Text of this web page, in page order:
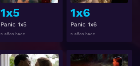
1x5
Panic 1x5
5 años hace
1x6
Panic 1x6
5 años hace
Ver Ver